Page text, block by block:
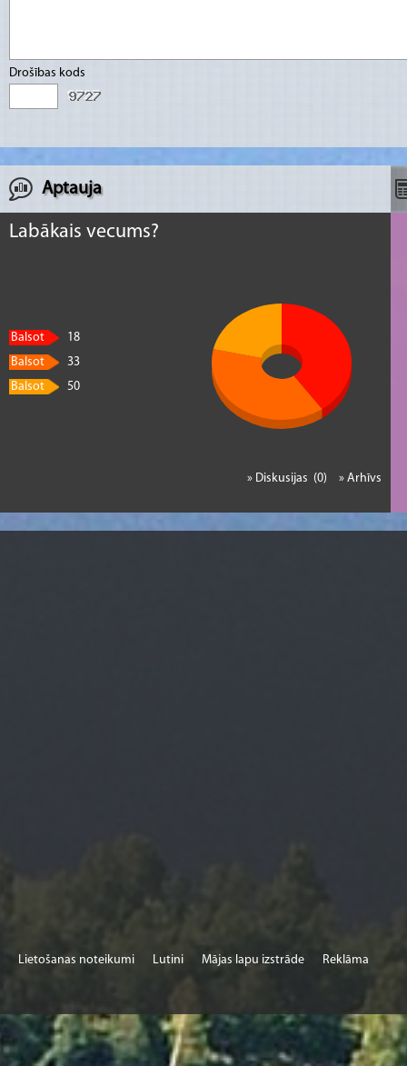
Drošības kods
Aptauja
Labākais vecums?
Balsot
18
Balsot
33
Balsot
50
» Arhīvs
» Diskusijas (0)
Lietošanas noteikumi Lutini Mājas lapu izstrāde Reklāma